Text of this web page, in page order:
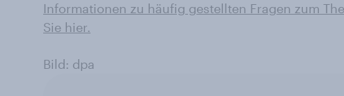
Informationen zu häufig gestellten Fragen zum
Sie hier.
Bild: dpa